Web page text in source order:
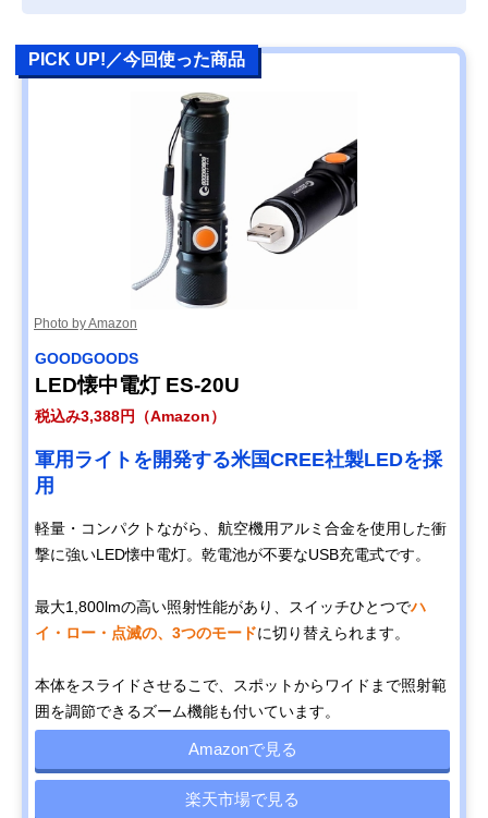
PICK UP!／今回使った商品
Photo by Amazon
GOODGOODS
LED懐中電灯 ES-20U
税込み3,388円（Amazon）
軍用ライトを開発する米国CREE社製LEDを採
用
軽量・コンパクトながら、航空機用アルミ合金を使用した衝
撃に強いLED懐中電灯。乾電池が不要なUSB充電式です。
最大1,800lmの高い照射性能があり、スイッチひとつでハ
イ・ロー・点滅の、3つのモードに切り替えられます。
本体をスライドさせるこで、スポットからワイドまで照射範
囲を調節できるズーム機能も付いています。
Amazonで見る
楽天市場で見る